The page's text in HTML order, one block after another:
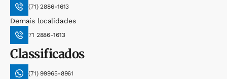
(71) 2886-1613
Demais localidades
71 2886-1613
Classificados
(71) 99965-8961